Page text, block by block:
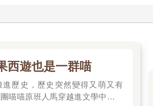
西遊也是一群喵
進歷史，歷史突然變得又萌又有
喵喵原班人馬穿越進文學中，開